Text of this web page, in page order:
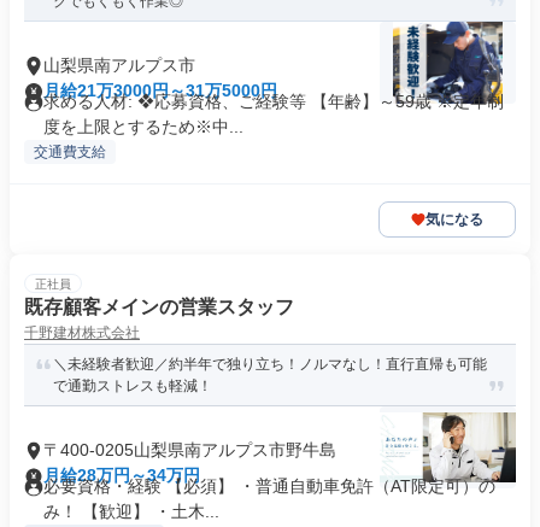
山梨県南アルプス市
月給21万3000円～31万5000円
求める人材: ❖応募資格、ご経験等 【年齢】～59歳 ※定年制
度を上限とするため※中...
交通費支給
気になる
正社員
既存顧客メインの営業スタッフ
千野建材株式会社
＼未経験者歓迎／約半年で独り立ち！ノルマなし！直行直帰も可能
で通勤ストレスも軽減！
〒400-0205山梨県南アルプス市野牛島
月給28万円～34万円
必要資格・経験 【必須】 ・普通自動車免許（AT限定可）の
み！ 【歓迎】 ・土木...